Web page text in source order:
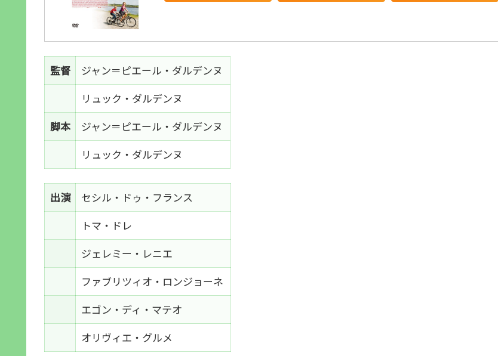
監督
ジャン＝ピエール・ダルデンヌ
リュック・ダルデンヌ
脚本
ジャン＝ピエール・ダルデンヌ
リュック・ダルデンヌ
出演
セシル・ドゥ・フランス
トマ・ドレ
ジェレミー・レニエ
ファブリツィオ・ロンジョーネ
エゴン・ディ・マテオ
オリヴィエ・グルメ